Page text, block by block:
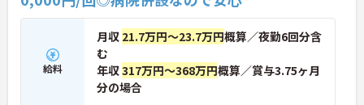
給料
月収 21.7万円～23.7万円概算／夜勤6回分含
む
年収317万円～368万円概算／賞与3.75ヶ月
分の場合